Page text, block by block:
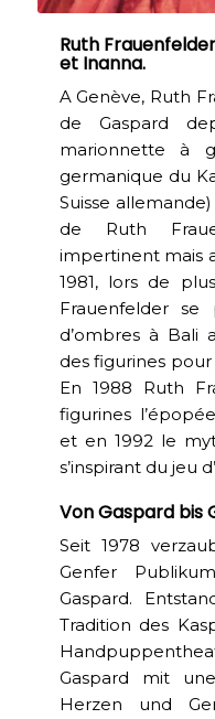
Ruth
et Inanna.
A Genève, Ruth
de Gaspard
marionnette à
germanique du
Suisse
de Ruth
impertinent mais
1981, lors de
Frauenfelder
d’ombres à Bali
des figurines
En 1988 Ruth
figurines
et en 1992 le
s’inspirant du jeu
Von Gaspard bis
Seit 1978
Genfer
Gaspard.
Tradition des
Gaspard mit
Herzen und